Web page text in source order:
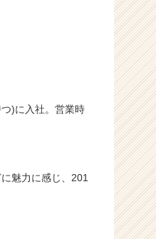
)に入社。営業時
魅力に感じ、201